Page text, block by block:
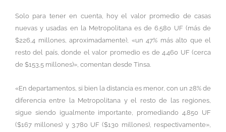
Solo para tener en cuenta, hoy el valor promedio de casas
nuevas y usadas en la Metropolitana es de 6.580 UF (más de
$226,4 millones, aproximadamente), «un 47% más alto que el
resto del país, donde el valor promedio es de 4.460 UF (cerca
de $153,5 millones)», comentan desde Tinsa.
«En departamentos, si bien la distancia es menor, con un 28% de
diferencia entre la Metropolitana y el resto de las regiones,
sigue siendo igualmente importante, promediando 4.850 UF
($167 millones) y 3.780 UF ($130 millones), respectivamente»,